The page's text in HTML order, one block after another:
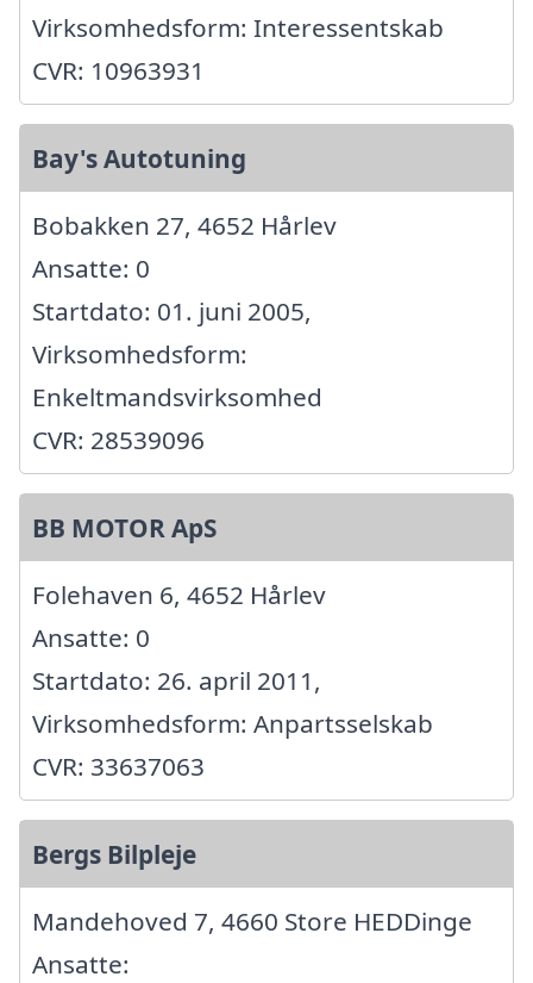
Virksomhedsform: Interessentskab
CVR: 10963931
Bay's Autotuning
Bobakken 27, 4652 Hårlev
Ansatte: 0
Startdato: 01. juni 2005,
Virksomhedsform:
Enkeltmandsvirksomhed
CVR: 28539096
BB MOTOR ApS
Folehaven 6, 4652 Hårlev
Ansatte: 0
Startdato: 26. april 2011,
Virksomhedsform: Anpartsselskab
CVR: 33637063
Bergs Bilpleje
Mandehoved 7, 4660 Store HEDDinge
Ansatte: